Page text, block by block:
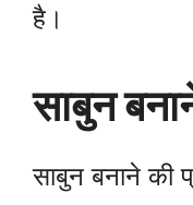
है।
साबुन
साबुन बनाने की